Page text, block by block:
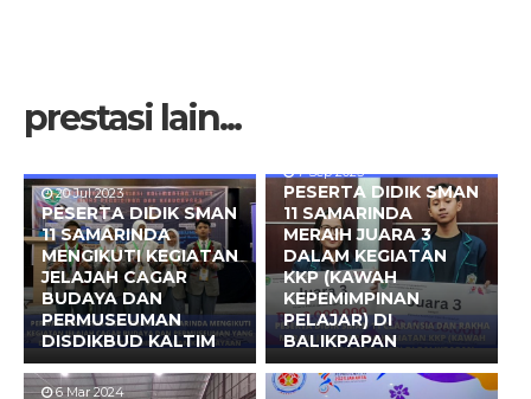
prestasi lain...
20 Jul 2023
PESERTA DIDIK SMAN
11 SAMARINDA
MENGIKUTI KEGIATAN
JELAJAH CAGAR
BUDAYA DAN
PERMUSEUMAN
DISDIKBUD KALTIM
7 Sep 2023
PESERTA DIDIK SMAN
11 SAMARINDA
MERAIH JUARA 3
DALAM KEGIATAN
KKP (KAWAH
KEPEMIMPINAN
PELAJAR) DI
BALIKPAPAN
6 Mar 2024